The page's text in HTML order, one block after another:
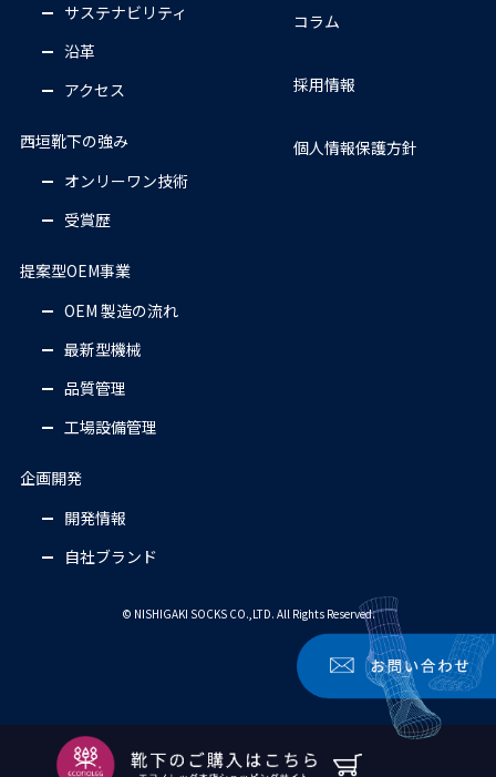
サステナビリティ
沿革
アクセス
西垣靴下の強み
オンリーワン技術
受賞歴
提案型OEM事業
OEM 製造の流れ
最新型機械
品質管理
工場設備管理
企画開発
開発情報
自社ブランド
コラム
採用情報
個人情報保護方針
© NISHIGAKI SOCKS CO.,LTD. All Rights Reserved.